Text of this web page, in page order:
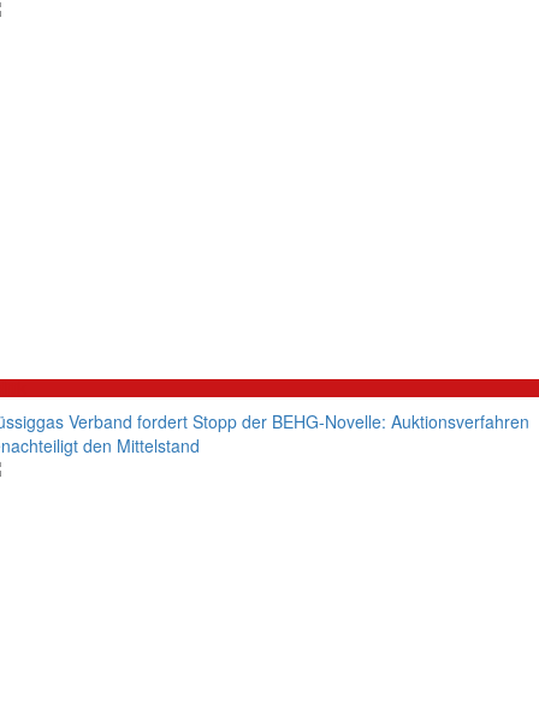
Verband fordert Stopp der BEHG-Novelle: Auktionsverfahren
den Mittelstand